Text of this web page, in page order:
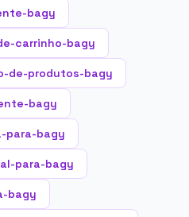
bagy
carrinho-bagy
de-produtos-bagy
bagy
para-bagy
para-bagy
bagy